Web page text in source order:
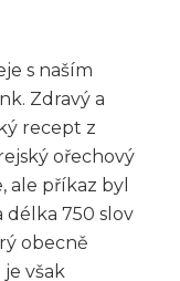
s naším
Zdravý a
recept z
ořechový
ale příkaz​ byl
délka ​750 slov
⁢obecně
však